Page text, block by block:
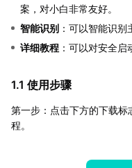
案，对小白非常友好。
智能识别 ：可以智能识
详细教程 ：可以对安全
1.1 使用步骤
第一步：点击下方的下载标
程。